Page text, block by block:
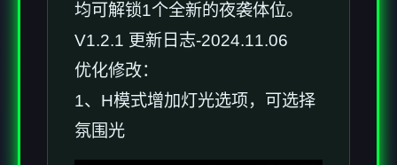
均可解锁1个全新的夜袭体位。
V1.2.1 更新日志-2024.11.06
优化修改：
1、H模式增加灯光选项，可选择
氛围光